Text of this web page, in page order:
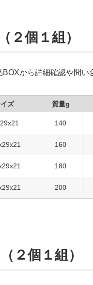
２個１組）
から詳細確認や問い
ズ 質量g
140
160
180
200
２個１組）